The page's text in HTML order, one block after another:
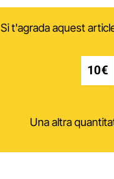
Si t'agrada aquest
10€
Una altra